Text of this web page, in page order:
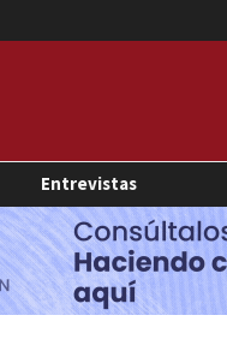
Entrevistas